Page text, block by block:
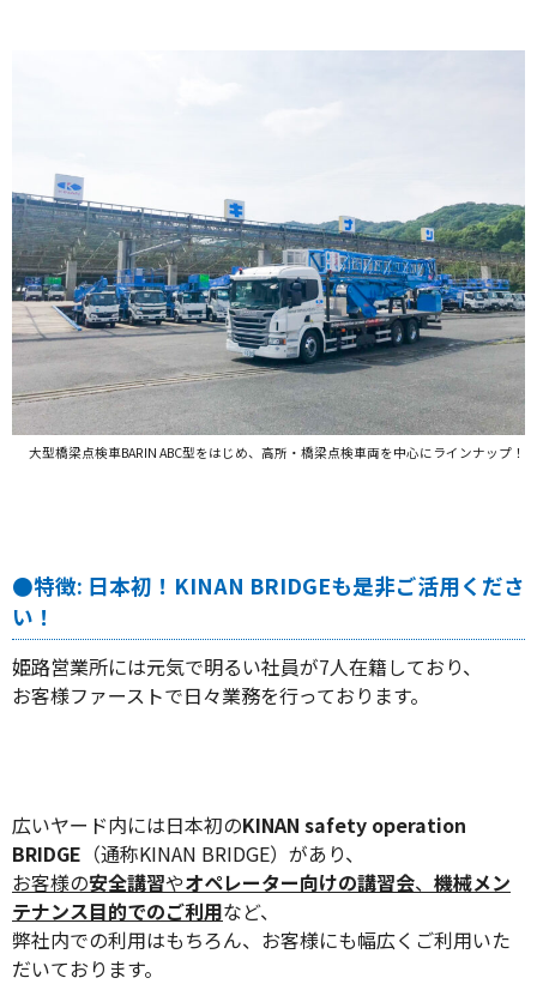
大型橋梁点検車BARIN ABC型をはじめ、高所・橋梁点検車両を中心にラインナップ！
●特徴: 日本初！KINAN BRIDGEも是非ご活用くださ
い！
姫路営業所には元気で明るい社員が7人在籍しており、
お客様ファーストで日々業務を行っております。
広いヤード内には日本初のKINAN safety operation
BRIDGE （通称KINAN BRIDGE）があり、
お客様の安全講習やオペレーター向けの講習会、 機械メン
テナンス目的でのご利用など、
弊社内での利用はもちろん、お客様にも幅広くご利用いた
だいております。